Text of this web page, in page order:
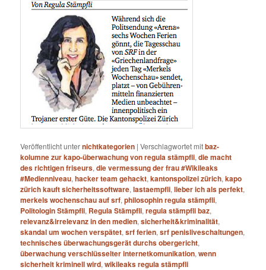
Veröffentlicht unternichtkategorien |Verschlagwortet mitbaz-
kolumne zur kapo-überwachung von regula stämpfli,die macht
des richtigen friseurs,die vermessung der frau #Wikileaks
#Medienniveau,hacker team gehackt,kantonspolizei zürich,kapo
zürich kauft sicherheitssoftware,lastaempfli,lieber ich als perfekt,
merkels wochenschau auf srf,philosophin regula stämpfli,
Politologin Stämpfli, Regula Stämpfli,regula stämpfli baz,
relevanz&irrelevanz in den medien,sicherheit&kriminalität,
skandal um wochen verspätet,srf ferien,srf penisliveschaltungen,
technisches überwachungsgerät durchs obergericht,
überwachung verschlüsselter internetkomunikation,wenn
sicherheit kriminell wird,wikileaks regula stämpfli